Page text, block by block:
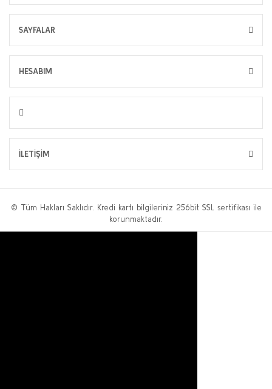
SAYFALAR
HESABIM
İLETİŞİM
© Tüm Hakları Saklıdır. Kredi kartı bilgileriniz 256bit SSL sertifikası ile
korunmaktadır.